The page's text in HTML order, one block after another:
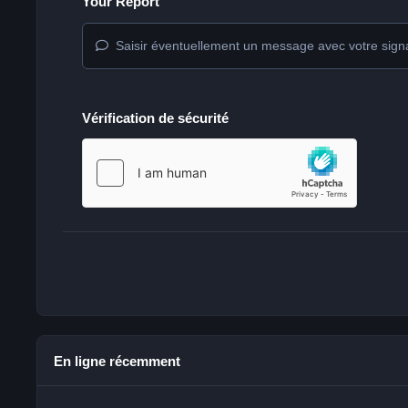
Saisir éventuellement un message avec votre
Vérification de sécurité
En ligne récemment